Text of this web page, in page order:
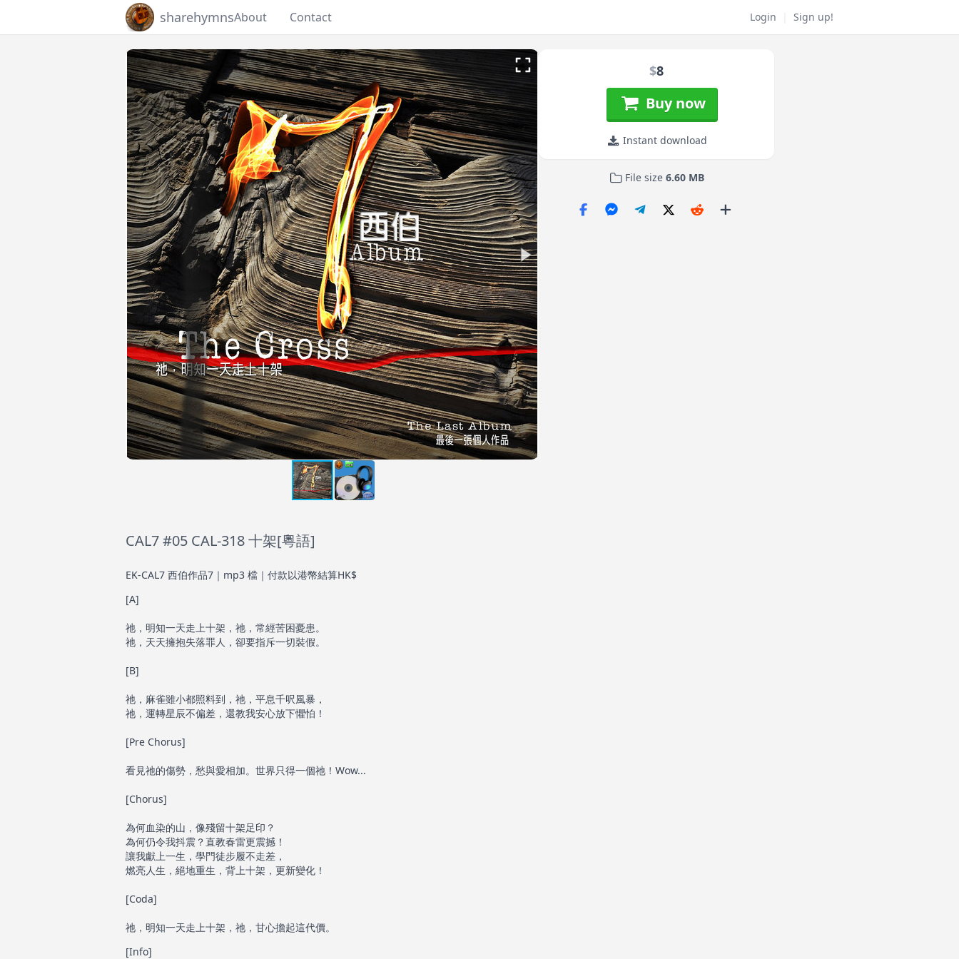
sharehymnsAbout Contact Login Sign up!
$8
Buy now
Instant download
File size6.60 MB
CAL7 #05 CAL-318 十架[粵語]
EK-CAL7 西伯作品7｜mp3 檔｜付款以港幣結算HK$
[A]
祂，明知一天走上十架，祂，常經苦困憂患。
祂，天天擁抱失落罪人，卻要指斥一切裝假。
[B]
祂，麻雀雖小都照料到，祂，平息千呎風暴，
祂，運轉星辰不偏差，還教我安心放下懼怕！
[Pre Chorus]
看見祂的傷勢，愁與愛相加。世界只得一個祂！Wow...
[Chorus]
為何血染的山，像殘留十架足印？
為何仍令我抖震？直教春雷更震撼！
讓我獻上一生，學門徒步履不走差，
燃亮人生，絕地重生，背上十架，更新變化！
[Coda]
祂，明知一天走上十架，祂，甘心擔起這代價。
[Info]